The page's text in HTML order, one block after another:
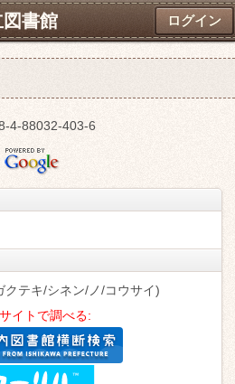
書館 ログイン
テキ/シネン/ノ/コウサイ)
イトで調べる: